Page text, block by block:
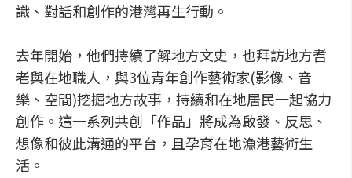
識、對話和創作的港灣再生行動。
去年開始，他們持續了解地方文史，也拜訪地方耆
老與在地職人，與3位青年創作藝術家(影像、音
樂、空間)挖掘地方故事，持續和在地居民一起協力
創作。這一系列共創「作品」將成為啟發、反思、
想像和彼此溝通的平台，且孕育在地漁港藝術生
活。